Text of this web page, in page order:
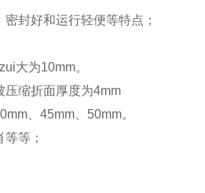
封好和运行轻便等特点；
大为10mm。
压缩折面厚度为4mm
、45mm、50mm。
等；